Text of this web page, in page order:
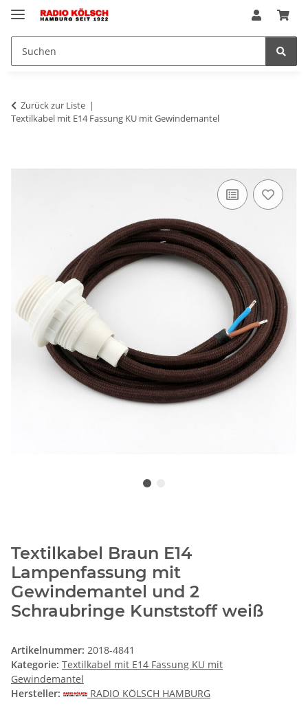
Zurück zur Liste
Textilkabel mit E14 Fassung KU mit Gewindemantel
Textilkabel Braun E14
Lampenfassung mit
Gewindemantel und 2
Schraubringe Kunststoff weiß
Artikelnummer: 2018-4841
Kategorie: Textilkabel mit E14 Fassung KU mit
Gewindemantel
Hersteller:
RADIO KÖLSCH HAMBURG